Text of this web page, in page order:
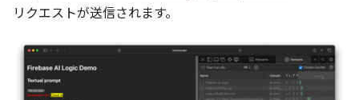
リクエストが送信されます。